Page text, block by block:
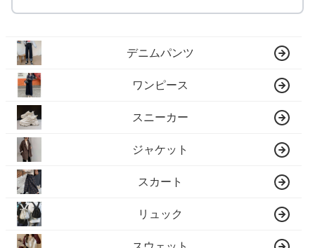
デニムパンツ
ワンピース
スニーカー
ジャケット
スカート
リュック